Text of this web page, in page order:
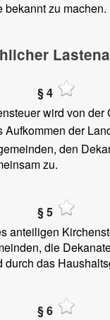
bekannt zu machen.
§ 4
wird von der
Aufkommen der
den
zu.
§ 5
anteiligen
die
durch das
§ 6